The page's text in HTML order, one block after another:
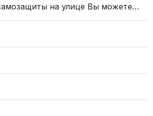
на улице Вы можете